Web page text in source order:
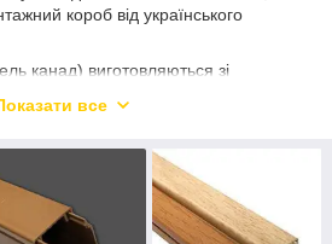
короб від українського
канад) виготовляються зі
хімічною стійкістю і
поширення завдяки зручності
кольорів і розмірів, і мінімізації
(ціна набагато нижча, ніж на
відмінно підходять під оформлення
все